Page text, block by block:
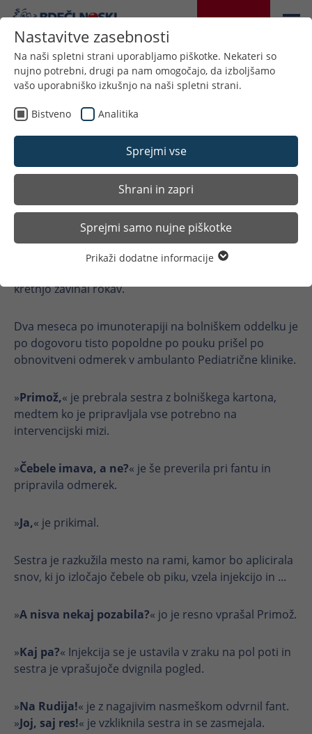
DONIRAJTE
Back
Pujs Rudi
No, si pripravljen?« je sestra Anja vprašala visokega
kretnjo zavihal rokav.
Dva meseca po imunoterapiji na bolniškem oddelku je
po dogovoru tisto popoldne po pouku prišel po
obnovitveni odmerek v ambulanto Pediatrične klinike.
»Primož,« je prebrala sestra z bolniškega kartona,
medtem ko je pripravljala vse potrebno na
intervencijski mizi.
»Čebele imava, a ne?« je še preverila pri fantu in
pripravila odmerek.
»Ja,« je prikimal.
Sestra je razkužila mesto na rami, kamor bo aplicirala
snov, ki jo izločajo čebele ob piku, vzela injekcijo in ...
»A nisva nekaj pozabila?« jo je resno vprašal Primož.
»Kaj pa?« Injekcija se je ustavila v zraku na pol poti in
sestra je vprašujoče dvignila pogled.
»Na Rudija!« je z nagajivim nasmeškom odvrnil fant.
»Joj, saj res!« je vzkliknila sestra in se zasmejala.
Nastavitve zasebnosti
Na naši spletni strani uporabljamo piškotke. Nekateri so
nujno potrebni, drugi pa nam omogočajo, da izboljšamo
vašo uporabniško izkušnjo na naši spletni strani.
Bistveno Analitika
Sprejmi vse
Shrani in zapri
Sprejmi samo nujne piškotke
Nujni piškotki so potrebni za osnovne funkcije spletne
strani. S tem je zagotovljeno, da spletna stran deluje
Ime cookie_optin
trajanje 1 leto
Ta piškotek se uporablja za
za to spletno mesto.
trajanje 1 leto
soglasja. Med drugim vsebuje naključno
če je to omogočil upravitelj spletne
strani.
Ime _cfuvid
Prikaži informacije o piškotkih
Ime _ga
Ponudnik
trajanje 2 leti
Namen
Ime _ga_*
Ponudnik Google
Namen
Shrani in prešteje oglede strani za sejo
Ime _gat
Prikaži informacije o piškotkih
Prikaži dodatne informacije